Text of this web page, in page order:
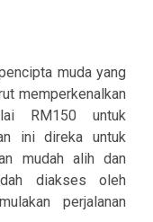
muda yang
memperkenalkan
RM150 untuk
ini direka untuk
mudah alih dan
diakses oleh
perjalanan